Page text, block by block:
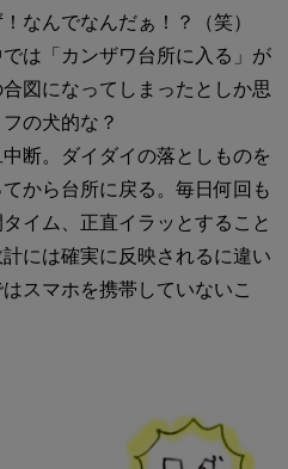
なんでなんだぁ！？（笑）
は「カンザワ台所に入る」が
図になってしまったとしか思
の犬的な？
断。ダイダイの落としものを
から台所に戻る。毎日何回も
イム、正直イラッとすること
には確実に反映されるに違い
スマホを携帯していないこ